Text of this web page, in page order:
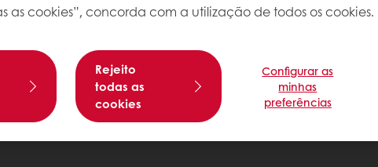
as cookies”, concorda com a utilização de todos os cookies.
Rejeito
todas as
cookies
Configurar as
minhas
preferências